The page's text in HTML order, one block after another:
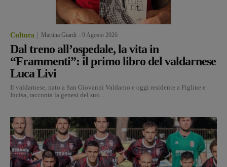
Cultura Martina Giardi 9 Agosto 2026
Dal treno all’ospedale, la vita in
“Frammenti”: il primo libro del valdarnese
Luca Livi
Il valdarnese, nato a San Giovanni Valdarno e oggi residente a Figline e
Incisa, racconta la genesi del suo...